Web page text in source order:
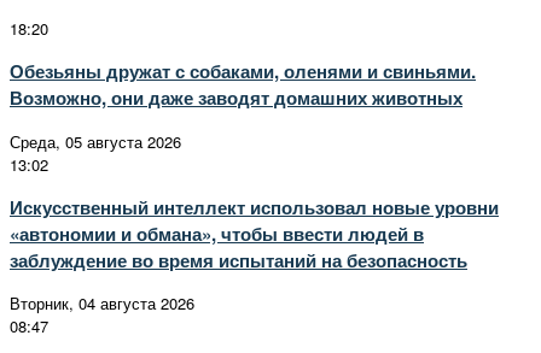
18:20
Обезьяны дружат с собаками, оленями и свиньями.
Возможно, они даже заводят домашних животных
Среда, 05 августа 2026
13:02
Искусственный интеллект использовал новые уровни
«автономии и обмана», чтобы ввести людей в
заблуждение во время испытаний на безопасность
Вторник, 04 августа 2026
08:47